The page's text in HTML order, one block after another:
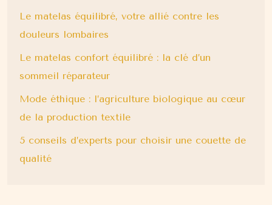
Le matelas équilibré, votre allié contre les
douleurs lombaires
Le matelas confort équilibré : la clé d’un
sommeil réparateur
Mode éthique : l’agriculture biologique au cœur
de la production textile
5 conseils d’experts pour choisir une couette de
qualité